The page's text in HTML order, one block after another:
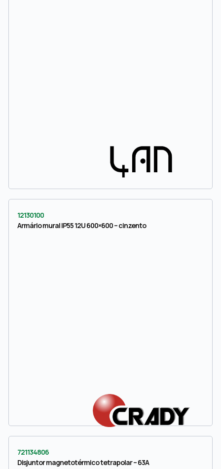
12130100
Armário mural IP55 12U 600×600 – cinzento
721134806
Disjuntor magnetotérmico tetrapolar – 63A